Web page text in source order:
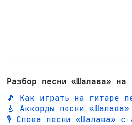
Разбор песни «Шалава» на
🎵 Как играть на гитаре
🎸 Аккорды песни
🎙️ Слова песни «Шалава» с